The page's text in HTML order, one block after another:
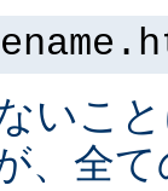
いこ
、全